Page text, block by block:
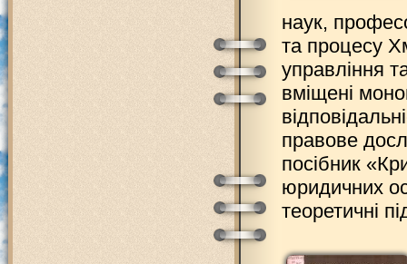
наук,
та процесу
управління
вміщені
правове
посібник
юридичних
теоретичні